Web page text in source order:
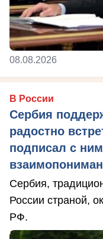
08.08.2026
В России
Сербия
радостно
подписал с
Сербия,
России страной,
РФ.